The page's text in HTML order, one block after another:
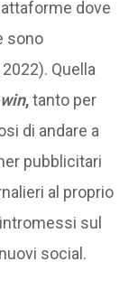
dove
sono
Quella
,tanto per
di andare a
pubblicitari
al proprio
sul
social.